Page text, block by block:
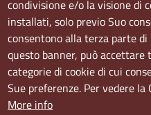
Sede Centrale:
Via S. Aspreno, 2, 80133
Sede Secondaria:
Corso Meridionale, 58 80143
Orari
condivisione e/o la visione di
installati, solo previo Suo
consentono alla terza parte
questo banner, può
categorie di cookie di cui
Sue preferenze. Per vedere
More info